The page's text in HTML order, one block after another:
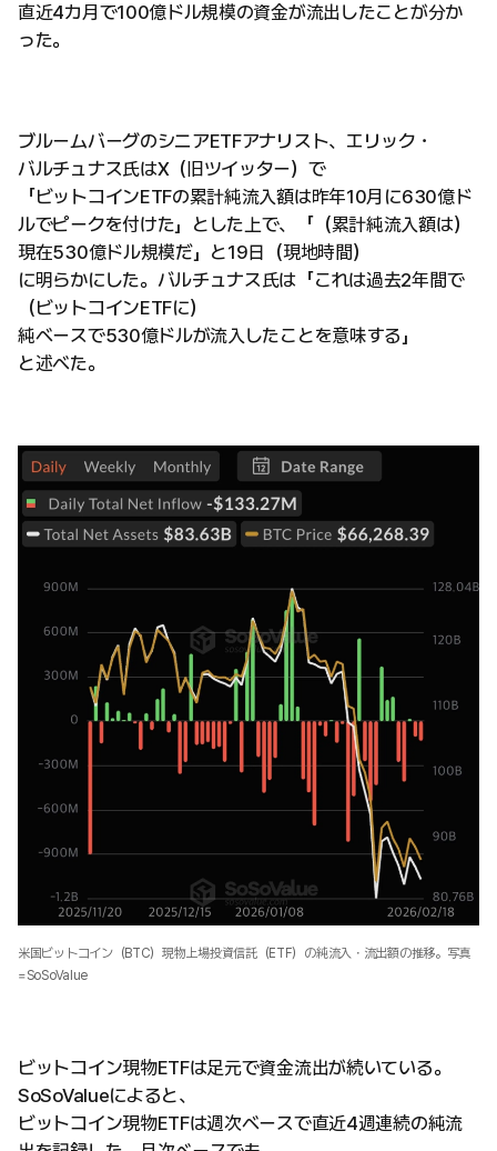
直近4カ月で100億ドル規模の資金が流出したことが分か
った。
ブルームバーグのシニアETFアナリスト、エリック・
バルチュナス氏はX（旧ツイッター）で
「ビットコインETFの累計純流入額は昨年10月に630億ド
ルでピークを付けた」とした上で、「（累計純流入額は）
現在530億ドル規模だ」と19日（現地時間）
に明らかにした。バルチュナス氏は「これは過去2年間で
（ビットコインETFに）
純ベースで530億ドルが流入したことを意味する」
と述べた。
米国ビットコイン（BTC）現物上場投資信託（ETF）の純流入・流出額の推移。写真
=SoSoValue
ビットコイン現物ETFは足元で資金流出が続いている。
SoSoValueによると、
ビットコイン現物ETFは週次ベースで直近4週連続の純流